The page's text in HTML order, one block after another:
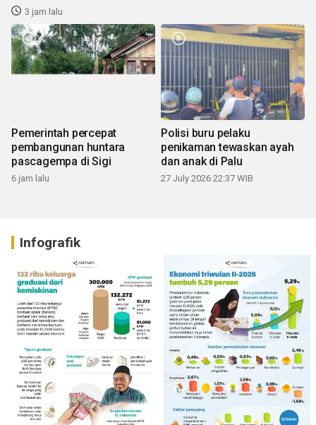
3 jam lalu
Pemerintah percepat
pembangunan huntara
pascagempa di Sigi
6 jam lalu
Polisi buru pelaku
penikaman tewaskan ayah
dan anak di Palu
27 July 2026 22:37 WIB
Infografik